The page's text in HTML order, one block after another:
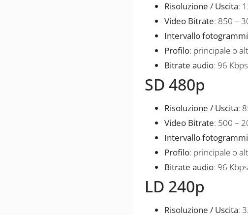
Risoluzione / Uscita:
Video Bitrate: 850 –
Intervallo
Profilo: principale o
Bitrate audio: 96
SD 480p
Risoluzione / Uscita:
Video Bitrate: 500 –
Intervallo
Profilo: principale o
Bitrate audio: 96
LD 240p
Risoluzione / Uscita: